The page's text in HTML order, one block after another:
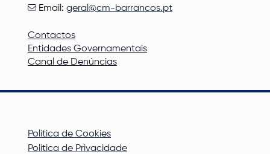
Email: geral@cm-barrancos.pt
Contactos
Entidades Governamentais
Canal de Denúncias
Política de Cookies
Política de Privacidade